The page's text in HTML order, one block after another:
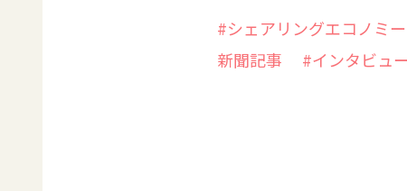
#シェアリングエコノミ
新聞記事
#インタビュー